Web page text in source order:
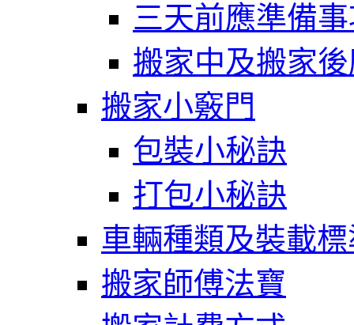
三天前應準備
搬家中及搬家
搬家小竅門
包裝小秘訣
打包小秘訣
車輛種類及裝載
搬家師傅法寶